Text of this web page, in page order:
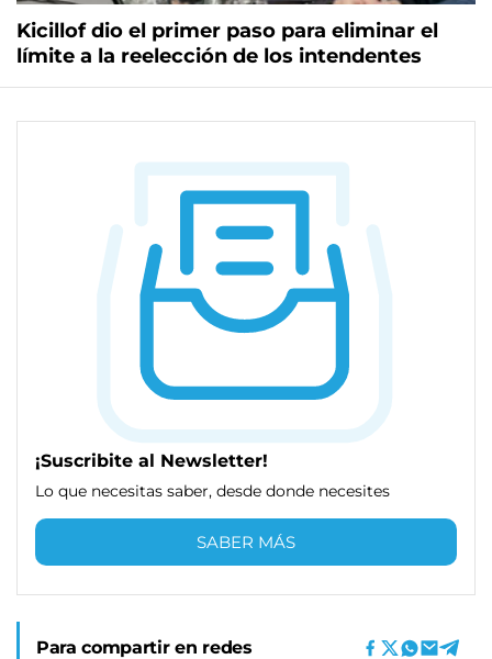
Kicillof dio el primer paso para eliminar el
límite a la reelección de los intendentes
¡Suscribite al Newsletter!
Lo que necesitas saber, desde donde necesites
SABER MÁS
Para compartir en redes